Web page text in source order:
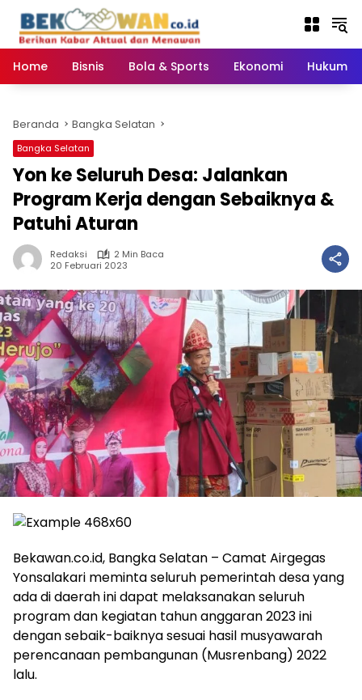
konten
Home
Bisnis Bola & Sports Ekonomi Hukum
Beranda Bangka Selatan
Bangka Selatan
Yon ke Seluruh Desa: Jalankan
Program Kerja dengan Sebaiknya &
Patuhi Aturan
Redaksi
2 Min Baca
20 Februari 2023
Bekawan.co.id, Bangka Selatan – Camat Airgegas
Yonsalakari meminta seluruh pemerintah desa yang
ada di daerah ini dapat melaksanakan seluruh
program dan kegiatan tahun anggaran 2023 ini
dengan sebaik-baiknya sesuai hasil musyawarah
perencanaan pembangunan (Musrenbang) 2022
lalu.